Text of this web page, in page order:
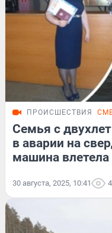
ПРОИСШЕСТВИЯ
Семья с
в аварии на
машина влетела
30 августа, 2025, 10:41